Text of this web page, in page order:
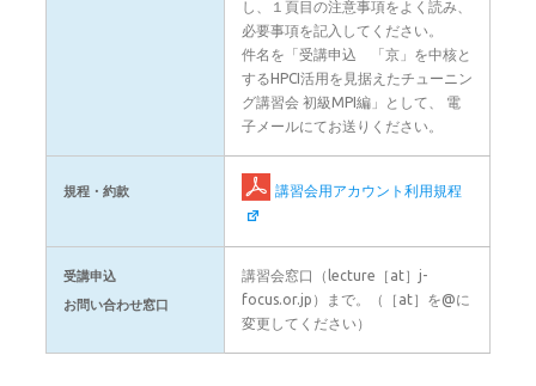
し、１頁目の注意事項をよく読み、
必要事項を記入してください。
件名を「受講申込 「京」を中核と
するHPCI活用を見据えたチューニン
グ講習会 初級MPI編」として、 電
子メールにてお送りください。
規程・約款 講習会用アカウント利用規程
受講申込
お問い合わせ窓口
講習会窓口（lecture［at］j-
focus.or.jp）まで。（［at］を@に
変更してください）